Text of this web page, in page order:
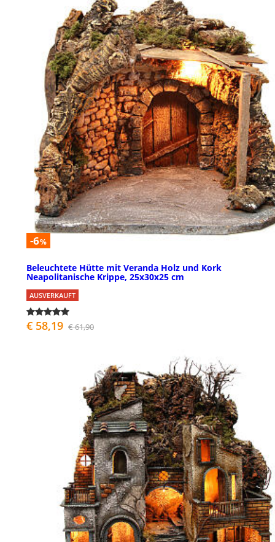
-6%
Beleuchtete Hütte mit Veranda Holz und Kork
Neapolitanische Krippe, 25x30x25 cm
AUSVERKAUFT
€ 58,19 € 61,90